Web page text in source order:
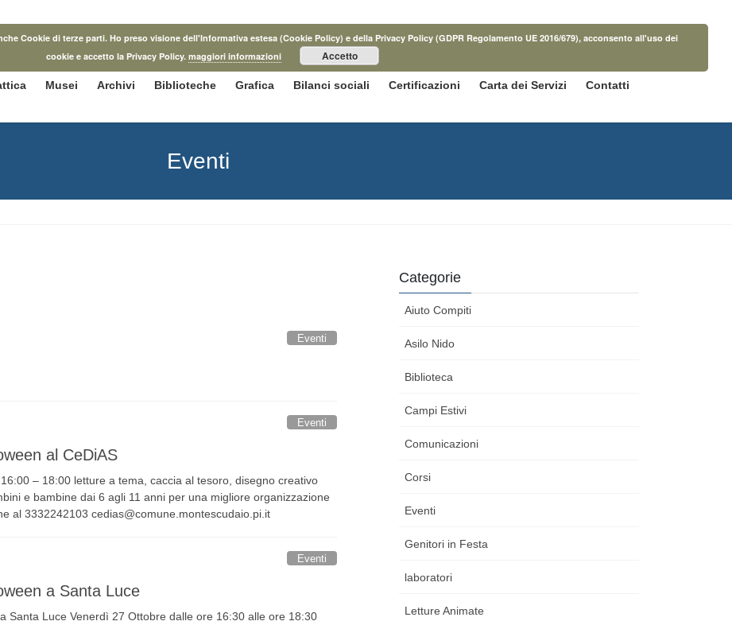
Musei Archivi Biblioteche Grafica Bilanci sociali Certificazioni Carta dei Servizi Contatti
Eventi
Eventi
Eventi
al CeDiAS
– 18:00 letture a tema, caccia al tesoro, disegno creativo
e bambine dai 6 agli 11 anni per una migliore organizzazione
al 3332242103 cedias@comune.montescudaio.pi.it
Eventi
a Santa Luce
Santa Luce Venerdì 27 Ottobre dalle ore 16:30 alle ore 18:30
Categorie
Aiuto Compiti
Asilo Nido
Biblioteca
Campi Estivi
Comunicazioni
Corsi
Eventi
Genitori in Festa
laboratori
Letture Animate
Cookie di terze parti. Ho preso visione dell'Informativa estesa (Cookie Policy) e della Privacy Policy (GDPR Regolamento UE 2016/679), acconsento all'uso dei
cookie e accetto la Privacy Policy.maggiori informazioni Accetto